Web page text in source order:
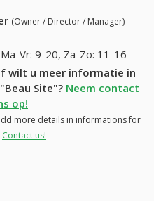
(Owner / Director / Manager)
Ma-Vr: 9-20, Za-Zo: 11-16
wilt u meer informatie in
Site"? Neem contact
op!
more details in informations for
Contact us!